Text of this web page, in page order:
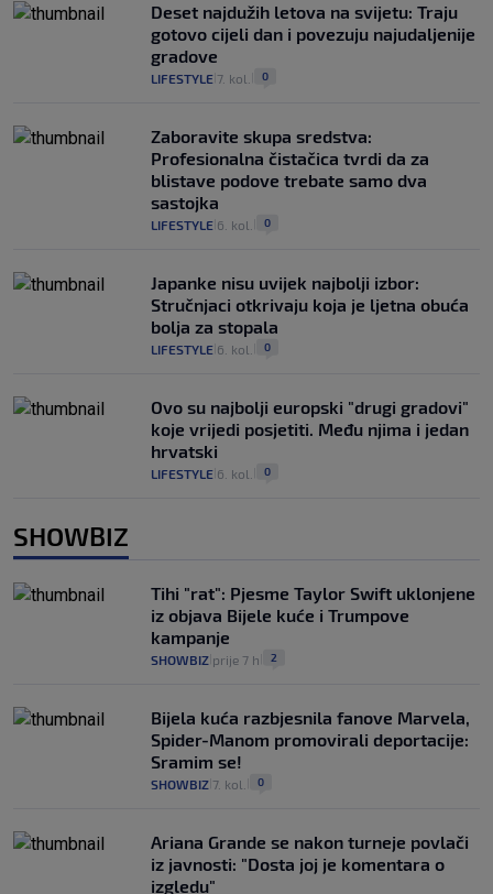
Deset najdužih letova na svijetu: Traju
gotovo cijeli dan i povezuju najudaljenije
gradove
LIFESTYLE 7. kol. 0
Zaboravite skupa sredstva:
Profesionalna čistačica tvrdi da za
blistave podove trebate samo dva
sastojka
LIFESTYLE 6. kol. 0
Japanke nisu uvijek najbolji izbor:
Stručnjaci otkrivaju koja je ljetna obuća
bolja za stopala
LIFESTYLE 6. kol. 0
Ovo su najbolji europski "drugi gradovi"
koje vrijedi posjetiti. Među njima i jedan
hrvatski
LIFESTYLE 6. kol. 0
SHOWBIZ
Tihi "rat": Pjesme Taylor Swift uklonjene
iz objava Bijele kuće i Trumpove
kampanje
SHOWBIZ prije 7 h 2
Bijela kuća razbjesnila fanove Marvela,
Spider-Manom promovirali deportacije:
Sramim se!
SHOWBIZ 7. kol. 0
Ariana Grande se nakon turneje povlači
iz javnosti: "Dosta joj je komentara o
izgledu"